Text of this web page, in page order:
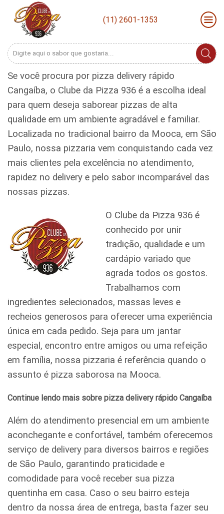
(11) 2601-1353
Search
Se você procura por pizza delivery rápido
Cangaíba, o Clube da Pizza 936 é a escolha ideal
para quem deseja saborear pizzas de alta
qualidade em um ambiente agradável e familiar.
Localizada no tradicional bairro da Mooca, em São
Paulo, nossa pizzaria vem conquistando cada vez
mais clientes pela excelência no atendimento,
rapidez no delivery e pelo sabor incomparável das
nossas pizzas.
O Clube da Pizza 936 é
conhecido por unir
tradição, qualidade e um
cardápio variado que
agrada todos os gostos.
Trabalhamos com
ingredientes selecionados, massas leves e
recheios generosos para oferecer uma experiência
única em cada pedido. Seja para um jantar
especial, encontro entre amigos ou uma refeição
em família, nossa pizzaria é referência quando o
assunto é pizza saborosa na Mooca.
Continue lendo mais sobre pizza delivery rápido Cangaíba
Além do atendimento presencial em um ambiente
aconchegante e confortável, também oferecemos
serviço de delivery para diversos bairros e regiões
de São Paulo, garantindo praticidade e
comodidade para você receber sua pizza
quentinha em casa. Caso o seu bairro esteja
dentro da nossa área de entrega, basta fazer seu